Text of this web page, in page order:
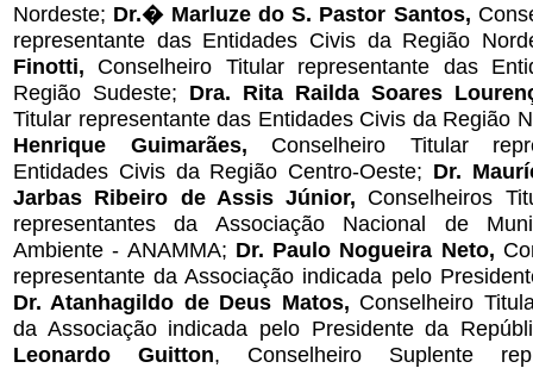
Nordeste; Dr.� Marluze do S. Pastor Santos,
representante das Entidades Civis da Região
Finotti, Conselheiro Titular representante das
Região Sudeste; Dra. Rita Railda Soares
Titular representante das Entidades Civis da Região
Henrique Guimarães, Conselheiro Titular
Entidades Civis da Região Centro-Oeste; Dr.
Jarbas Ribeiro de Assis Júnior, Conselheiros
representantes da Associação Nacional de
Ambiente - ANAMMA; Dr. Paulo Nogueira Neto,
representante da Associação indicada pelo
Dr. Atanhagildo de Deus Matos, Conselheiro
da Associação indicada pelo Presidente da
Leonardo
Guitton,
Conselheiro Suplente